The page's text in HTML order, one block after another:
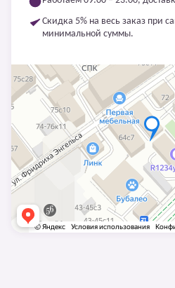
Скидка 5% на весь заказ при
минимальной суммы.